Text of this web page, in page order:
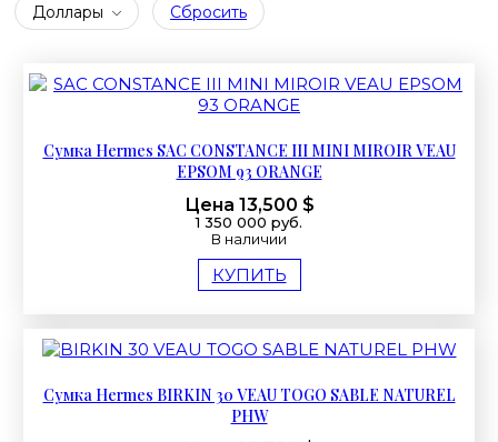
Доллары Сбросить
Сумка Hermes SAC CONSTANCE III MINI MIROIR VEAU
EPSOM 93 ORANGE
Цена 13,500 $
1 350 000 руб.
В наличии
КУПИТЬ
Сумка Hermes BIRKIN 30 VEAU TOGO SABLE NATUREL
PHW